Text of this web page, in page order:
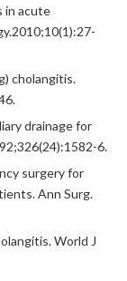
in acute
cholangitis.
drainage for
6.
surgery for
Ann Surg.
World J